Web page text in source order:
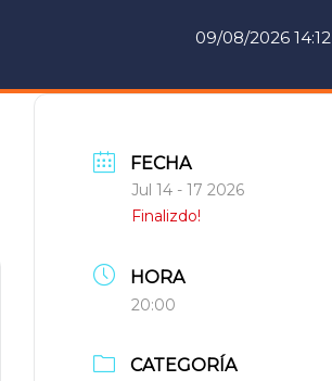
09/08/2026 14:12
FECHA
Jul 14 - 17 2026
Finalizdo!
HORA
20:00
CATEGORÍA